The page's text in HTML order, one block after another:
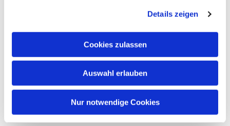
Details zeigen
Cookies zulassen
Auswahl erlauben
Nur notwendige Cookies